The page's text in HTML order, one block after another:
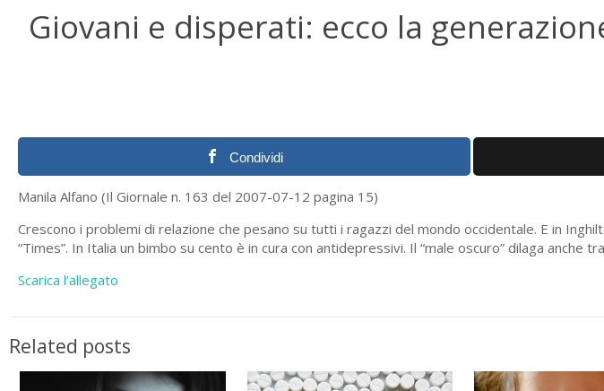
Giovani e disperati: ecco la
Condividi
Manila Alfano (Il Giornale n. 163 del 2007-07-12 pagina 15)
Crescono i problemi di relazione che pesano su tutti i ragazzi del mondo occidentale. E in
“Times”. In Italia un bimbo su cento è in cura con antidepressivi. Il “male oscuro” dilaga anche
Scarica l’allegato
Related posts